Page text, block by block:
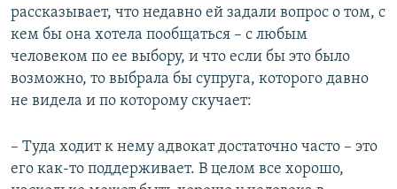
рассказывает, что недавно ей задали вопрос о том, с
кем бы она хотела пообщаться – с любым
человеком по ее выбору, и что если бы это было
возможно, то выбрала бы супруга, которого давно
не видела и по которому скучает:
– Туда ходит к нему адвокат достаточно часто – это
его как-то поддерживает. В целом все хорошо,